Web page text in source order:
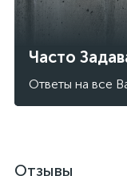
Часто
Ответы на все
Отзывы